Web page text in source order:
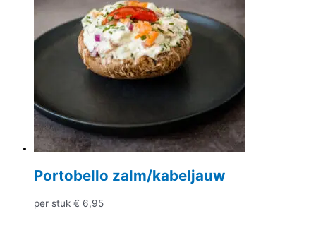
Portobello zalm/kabeljauw
per stuk € 6,95